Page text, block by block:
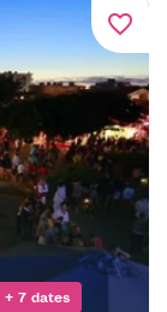
favorite_border
+ 7 dates